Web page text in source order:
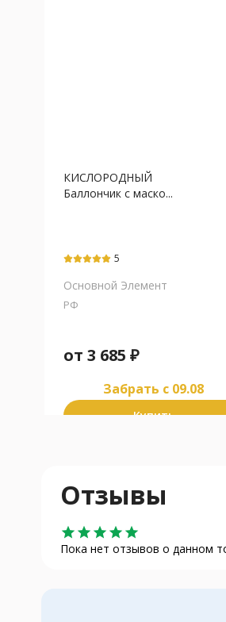
КИСЛОРОДНЫЙ
Баллончик с маско...
5
Основной Элемент
РФ
от 3 685 ₽
Забрать c 09.08
Купить
Отзывы
star star star star star
Пока нет отзывов о данном